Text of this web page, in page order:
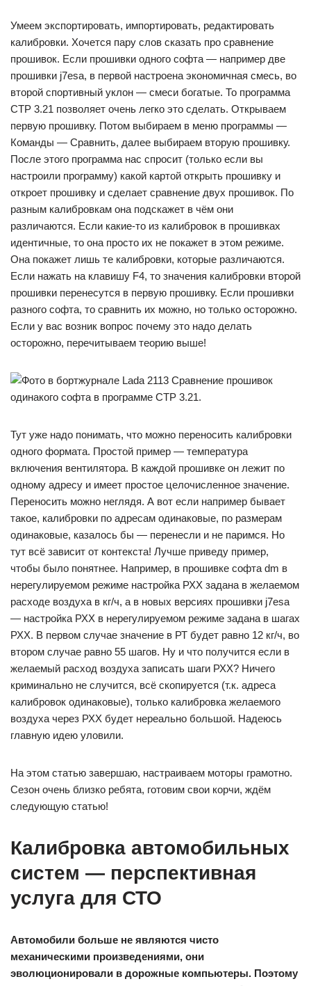
Умеем экспортировать, импортировать, редактировать
калибровки. Хочется пару слов сказать про сравнение
прошивок. Если прошивки одного софта — например две
прошивки j7esa, в первой настроена экономичная смесь, во
второй спортивный уклон — смеси богатые. То программа
CTP 3.21 позволяет очень легко это сделать. Открываем
первую прошивку. Потом выбираем в меню программы —
Команды — Сравнить, далее выбираем вторую прошивку.
После этого программа нас спросит (только если вы
настроили программу) какой картой открыть прошивку и
откроет прошивку и сделает сравнение двух прошивок. По
разным калибровкам она подскажет в чём они
различаются. Если какие-то из калибровок в прошивках
идентичные, то она просто их не покажет в этом режиме.
Она покажет лишь те калибровки, которые различаются.
Если нажать на клавишу F4, то значения калибровки второй
прошивки перенесутся в первую прошивку. Если прошивки
разного софта, то сравнить их можно, но только осторожно.
Если у вас возник вопрос почему это надо делать
осторожно, перечитываем теорию выше!
Сравнение прошивок
одинакого софта в программе CTP 3.21.
Тут уже надо понимать, что можно переносить калибровки
одного формата. Простой пример — температура
включения вентилятора. В каждой прошивке он лежит по
одному адресу и имеет простое целочисленное значение.
Переносить можно неглядя. А вот если например бывает
такое, калибровки по адресам одинаковые, по размерам
одинаковые, казалось бы — перенесли и не паримся. Но
тут всё зависит от контекста! Лучше приведу пример,
чтобы было понятнее. Например, в прошивке софта dm в
нерегулируемом режиме настройка РХХ задана в желаемом
расходе воздуха в кг/ч, а в новых версиях прошивки j7esa
— настройка РХХ в нерегулируемом режиме задана в шагах
РХХ. В первом случае значение в РТ будет равно 12 кг/ч, во
втором случае равно 55 шагов. Ну и что получится если в
желаемый расход воздуха записать шаги РХХ? Ничего
криминально не случится, всё скопируется (т.к. адреса
калибровок одинаковые), только калибровка желаемого
воздуха через РХХ будет нереально большой. Надеюсь
главную идею уловили.
На этом статью завершаю, настраиваем моторы грамотно.
Сезон очень близко ребята, готовим свои корчи, ждём
следующую статью!
Калибровка автомобильных
систем — перспективная
услуга для СТО
Автомобили больше не являются чисто
механическими произведениями, они
эволюционировали в дорожные компьютеры. Поэтому